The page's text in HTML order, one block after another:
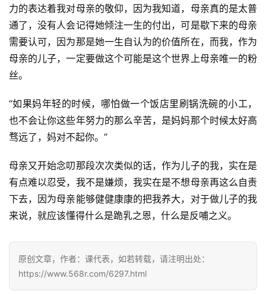
力的表达着我对母亲的敬仰，因为我知道，母亲真的是太普
通了，没有人会记得她倾注一生的付出，可是歇下来的母亲
需要认可，因为那是她一生自认为的价值所在，而我，作为
母亲的儿子，一定要做这个可能是这个世界上母亲唯一的粉
丝。
“如果妈年轻的时候，哪怕做一个饭店里刷锅洗碗的小工，
也不会让你这些年努力的那么辛苦，是妈妈那个时候太好高
骛远了，妈对不起你。”
母亲又开始念叨那段次次类似的话，作为儿子的我，实在是
有点难以忍受，我不是嫌烦，我实在是不想母亲再这么自责
下去，因为母亲能够健健康康的把我养大，对于做儿子的我
来说，就应该懂得什么是跪乳之恩，什么是反哺之义。
原创文章，作者：课代表，如若转载，请注明出处：
https://www.568r.com/6297.html